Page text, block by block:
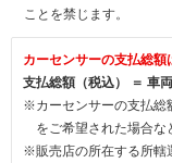
ことを禁じます。
カーセンサーの支払総
支払総額（税込） ＝ 車
※カーセンサーの支払総
をご希望された場合
※販売店の所在する所轄